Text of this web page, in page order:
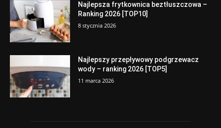
Najlepsza frytkownica beztłuszczowa –
Ranking 2026 [TOP10]
8 stycznia 2026
Najlepszy przepływowy podgrzewacz
wody – ranking 2026 [TOP5]
11 marca 2026